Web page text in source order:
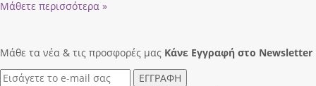
Μάθετε περισσότερα »
Μάθε τα νέα & τις προσφορές μας Κάνε Eγγραφή στο Newsletter
ΕΓΓΡΑΦΗ